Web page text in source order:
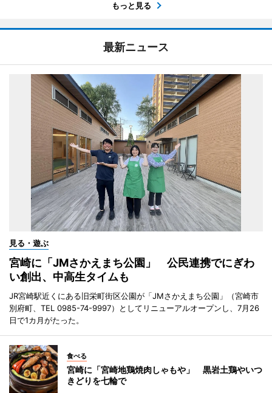
もっと見る
最新ニュース
見る・遊ぶ
宮崎に「JMさかえまち公園」 公民連携でにぎわ
い創出、中高生タイムも
JR宮崎駅近くにある旧栄町街区公園が「JMさかえまち公園」（宮崎市
別府町、TEL 0985-74-9997）としてリニューアルオープンし、7月26
日で1カ月がたった。
食べる
宮崎に「宮崎地鶏焼肉しゃもや」 黒岩土鶏やいつ
きどりを七輪で